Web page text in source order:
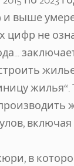
выше
не
жилья“.
в